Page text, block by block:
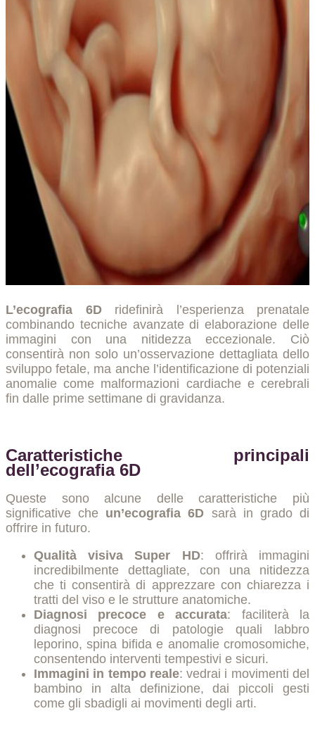
L’ecografia 6Dridefinirà l’esperienza prenatale
combinando tecniche avanzate di elaborazione delle
immagini con una nitidezza eccezionale. Ciò
consentirà non solo un’osservazione dettagliata dello
sviluppo fetale, ma anche l’identificazione di potenziali
anomalie come malformazioni cardiache e cerebrali
fin dalle prime settimane di gravidanza.
Caratteristiche principali
dell’ecografia 6D
Queste sono alcune delle caratteristiche più
significative che un’ecografia 6D sarà in grado di
offrire in futuro.
Qualità visiva Super HD: offrirà immagini
incredibilmente dettagliate, con una nitidezza
che ti consentirà di apprezzare con chiarezza i
tratti del viso e le strutture anatomiche.
Diagnosi precoce e accurata: faciliterà la
diagnosi precoce di patologie quali labbro
leporino, spina bifida e anomalie cromosomiche,
consentendo interventi tempestivi e sicuri.
Immagini in tempo reale: vedrai i movimenti del
bambino in alta definizione, dai piccoli gesti
come gli sbadigli ai movimenti degli arti.